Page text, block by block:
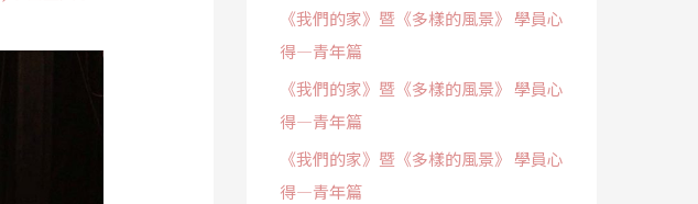
《我們的家》暨《多樣的風景》 學員心
得—青年篇
《我們的家》暨《多樣的風景》 學員心
得—青年篇
《我們的家》暨《多樣的風景》 學員心
得—青年篇